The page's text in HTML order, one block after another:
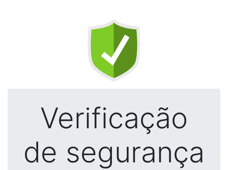
Verificação
de segurança